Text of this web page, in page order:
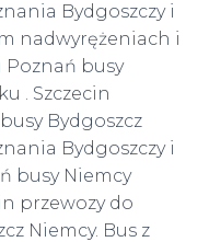
Bydgoszczy i
nadwyrężeniach i
busy
. Szczecin
Bydgoszcz
Bydgoszczy i
busy Niemcy
przewozy do
Niemcy. Bus z